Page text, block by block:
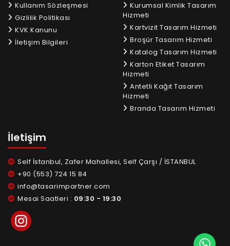
Kullanım Sözleşmesi
Gizlilik Politikası
KVK Kanunu
İletişim Bilgileri
Kurumsal Kimlik Tasarım
Hizmeti
Kartvizit Tasarım Hizmeti
Broşür Tasarım Hizmeti
Katalog Tasarım Hizmeti
Karton Etiket Tasarım
Hizmeti
Antetli Kağıt Tasarım
Hizmeti
Branda Tasarım Hizmeti
İletişim
Self İstanbul, Zafer Mahallesi, Self Çarşı / İSTANBUL
+90 (553) 724 15 84
info@tasarimpartner.com
Mesai Saatleri : 09:30 - 19:30